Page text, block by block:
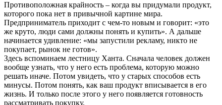
Противоположная крайность – когда вы придумали продукт,
которого пока нет в привычной картине мира.
Предприниматель приходит с чем‑то новым и говорит: «это
же круто, люди сами должны понять и купить». А дальше
начинается удивление: «мы запустили рекламу, никто не
покупает, рынок не готов».
Здесь вспоминаем лестницу Ханта. Сначала человек должен
вообще узнать, что у него есть проблема, которую можно
решать иначе. Потом увидеть, что у старых способов есть
минусы. Потом понять, как ваш продукт вписывается в его
жизнь. И только после этого у него появляется готовность
рассматривать покупку.